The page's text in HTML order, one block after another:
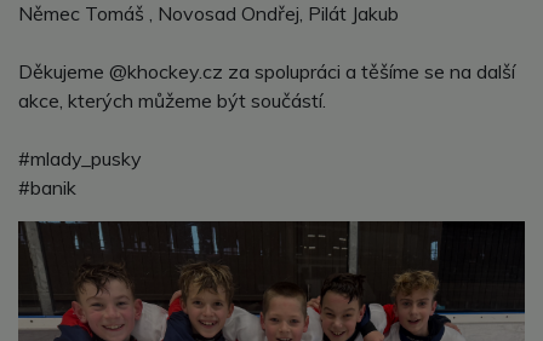
Němec Tomáš , Novosad Ondřej, Pilát Jakub
Děkujeme @khockey.cz za spolupráci a těšíme se na další
akce, kterých můžeme být součástí.
#mlady_pusky
#banik